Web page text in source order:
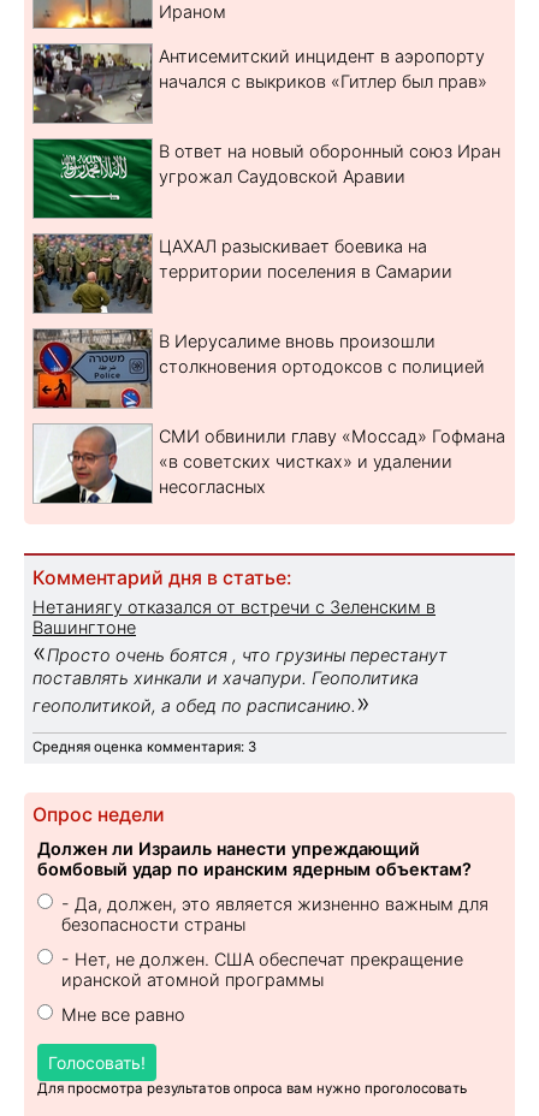
Ираном
Антисемитский инцидент в аэропорту
начался с выкриков «Гитлер был прав»
В ответ на новый оборонный союз Иран
угрожал Саудовской Аравии
ЦАХАЛ разыскивает боевика на
территории поселения в Самарии
В Иерусалиме вновь произошли
столкновения ортодоксов с полицией
СМИ обвинили главу «Моссад» Гофмана
«в советских чистках» и удалении
несогласных
Комментарий дня в статье:
Нетаниягу отказался от встречи с Зеленским в
Вашингтоне
«Просто очень боятся , что грузины перестанут
поставлять хинкали и хачапури. Геополитика
геополитикой, а обед по расписанию. »
Средняя оценка комментария: 3
Опрос недели
Должен ли Израиль нанести упреждающий
бомбовый удар по иранским ядерным объектам?
- Да, должен, это является жизненно важным для
безопасности страны
- Нет, не должен. США обеспечат прекращение
иранской атомной программы
Мне все равно
Голосовать!
Для просмотра результатов опроса вам нужно проголосовать